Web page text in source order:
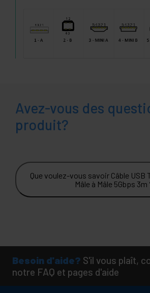
Avez-vous des
produit?
Que voulez-vous savoir Câble USB
Mâle à Mâle 5Gbps 3m
Besoin d'aide? S'il vous plaît,
notre FAQ et pages d'aide